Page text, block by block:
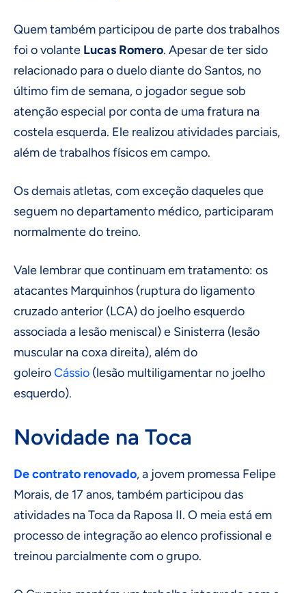
Quem também participou de parte dos trabalhos
foi o volante Lucas Romero. Apesar de ter sido
relacionado para o duelo diante do Santos, no
último fim de semana, o jogador segue sob
atenção especial por conta de uma fratura na
costela esquerda. Ele realizou atividades parciais,
além de trabalhos físicos em campo.
Os demais atletas, com exceção daqueles que
seguem no departamento médico, participaram
normalmente do treino.
Vale lembrar que continuam em tratamento: os
atacantes Marquinhos (ruptura do ligamento
cruzado anterior (LCA) do joelho esquerdo
associada a lesão meniscal) e Sinisterra (lesão
muscular na coxa direita), além do
goleiroCássio (lesão multiligamentar no joelho
esquerdo).
Novidade na Toca
De contrato renovado, a jovem promessa Felipe
Morais, de 17 anos, também participou das
atividades na Toca da Raposa II. O meia está em
processo de integração ao elenco profissional e
treinou parcialmente com o grupo.